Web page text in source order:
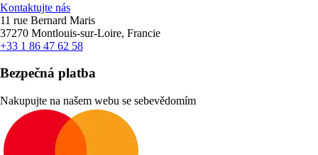
Kontaktujte nás
11 rue Bernard Maris
37270 Montlouis-sur-Loire, Francie
+33 1 86 47 62 58
Bezpečná platba
Nakupujte na našem webu se sebevědomím